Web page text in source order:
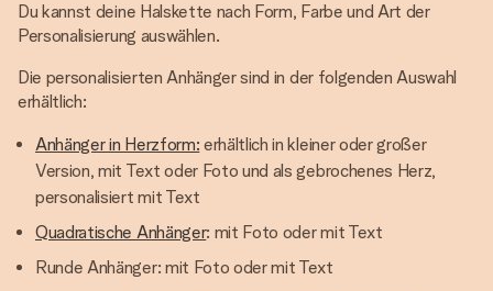
Du kannst deine Halskette nach Form, Farbe und Art der
Personalisierung auswählen.
Die personalisierten Anhänger sind in der folgenden Auswahl
erhältlich:
Anhänger in Herzform: erhältlich in kleiner oder großer
Version, mit Text oder Foto und als gebrochenes Herz,
personalisiert mit Text
Quadratische Anhänger: mit Foto oder mit Text
Runde Anhänger: mit Foto oder mit Text